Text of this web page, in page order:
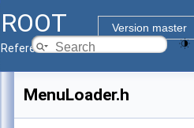
ROOT
Version master
Reference Guide
MenuLoader.h